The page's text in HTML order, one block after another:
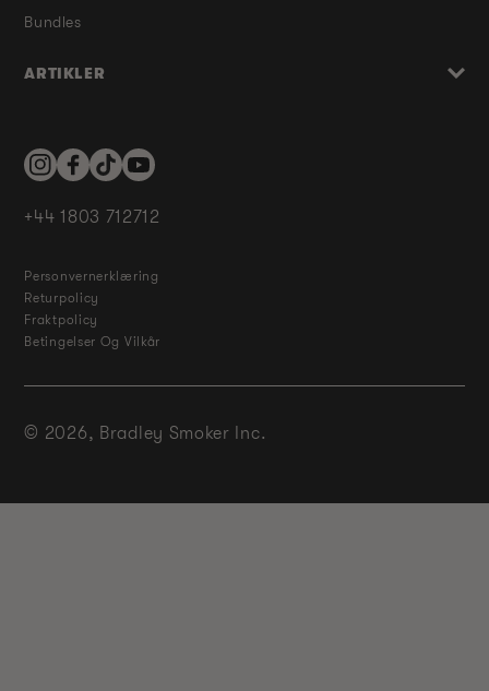
Bundles
ARTIKLER
InstagramFacebookTikTokYouTube
+44 1803 712712
Personvernerklæring
Returpolicy
Fraktpolicy
Betingelser Og Vilkår
© 2026, Bradley Smoker Inc.